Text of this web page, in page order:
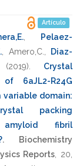
Artículo
Pelaez-
Amero,C.
Diaz-
(2019)
Crystal
6aJL2-R24G
variable domain:
packing
fibril
.
Biochemistry
Reports
20